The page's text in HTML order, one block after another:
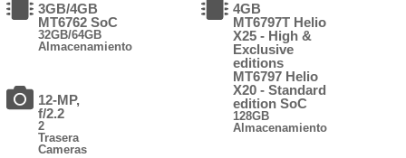
3GB/4GB
MT6762 SoC
32GB/64GB
Almacenamiento
12-MP,
f/2.2
2
Trasera
Cameras
4GB
MT6797T Helio
X25 - High &
Exclusive
editions
MT6797 Helio
X20 - Standard
edition SoC
128GB
Almacenamiento